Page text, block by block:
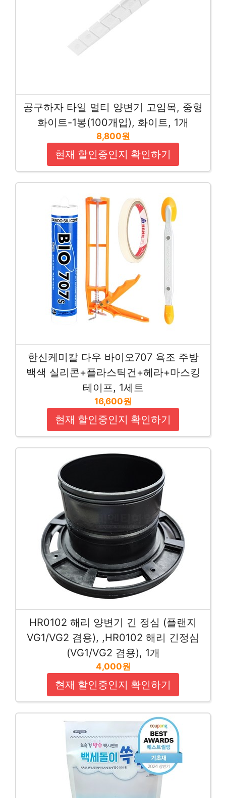
공구하자 타일 멀티 양변기 고임목, 중형
화이트-1봉(100개입), 화이트, 1개
8,800원
현재 할인중인지 확인하기
한신케미칼 다우 바이오707 욕조 주방
백색 실리콘+플라스틱건+헤라+마스킹
테이프, 1세트
16,600원
현재 할인중인지 확인하기
HR0102 해리 양변기 긴 정심 (플랜지
VG1/VG2 겸용), ,HR0102 해리 긴정심
(VG1/VG2 겸용), 1개
4,000원
현재 할인중인지 확인하기